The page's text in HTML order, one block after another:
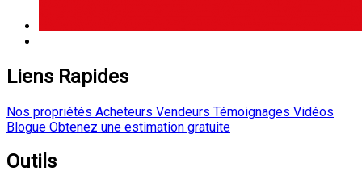
Liens Rapides
Nos propriétés Acheteurs Vendeurs Témoignages Vidéos
Blogue Obtenez une estimation gratuite
Outils